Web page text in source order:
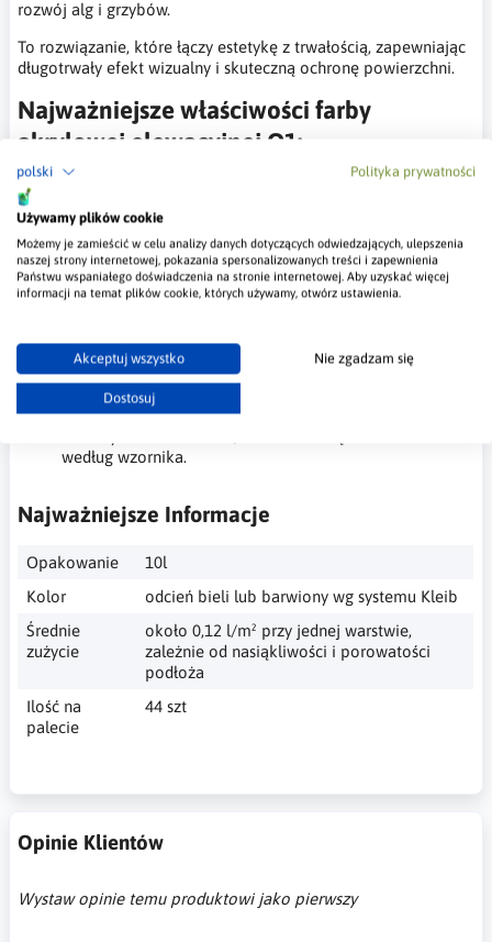
polski Polityka prywatności
Używamy plików cookie
Możemy je zamieścić w celu analizy danych dotyczących odwiedzających, ulepszenia
naszej strony internetowej, pokazania spersonalizowanych treści i zapewnienia
Państwu wspaniałego doświadczenia na stronie internetowej. Aby uzyskać więcej
informacji na temat plików cookie, których używamy, otwórz ustawienia.
Akceptuj wszystko Nie zgadzam się
Dostosuj
rozwój alg i grzybów.
To rozwiązanie, które łączy estetykę z trwałością, zapewniając
długotrwały efekt wizualny i skuteczną ochronę powierzchni.
Najważniejsze właściwości farby
akrylowej elewacyjnej Q1:
Farba zawiera środki
powierzchnię przed zanieczyszczeniami biologicznymi.
Wysoka odporność na działanie warunków
atmosferycznych:Farba wykazuje trwałość na wpływ
deszczu, wiatru, mrozu oraz promieni UV.
Możliwość aplikacji natryskiem:
Farba może być
aplikowana zarówno tradycyjnie, jak i za pomocą
natrysku, co przyspiesza prace malarskie.
Dostępność szerokiej palety kolorów: Farba występuje w
według wzornika.
Najważniejsze Informacje
Opakowanie
10l
Kolor
odcień bieli lub barwiony wg systemu Kleib
Średnie
zużycie
około 0,12 l/m² przy jednej warstwie,
zależnie od nasiąkliwości i porowatości
podłoża
Ilość na
palecie
44 szt
Opinie Klientów
Wystaw opinie temu produktowi jako pierwszy